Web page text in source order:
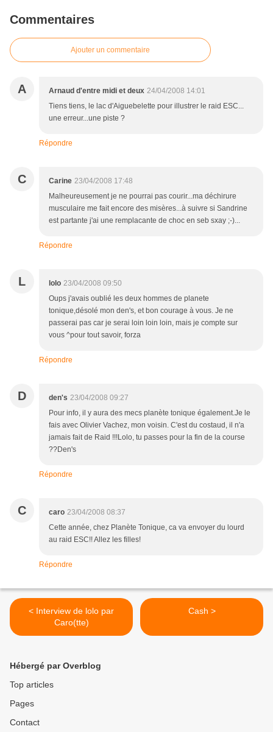
Commentaires
Ajouter un commentaire
A Arnaud d'entre midi et deux 24/04/2008 14:01
Tiens tiens, le lac d'Aiguebelette pour illustrer le raid ESC...
une erreur...une piste ?
Répondre
C Carine 23/04/2008 17:48
Malheureusement je ne pourrai pas courir...ma déchirure
musculaire me fait encore des misères...à suivre si Sandrine
est partante j'ai une remplacante de choc en seb sxay ;-)...
Répondre
L lolo 23/04/2008 09:50
Oups j'avais oublié les deux hommes de planete
tonique,désolé mon den's, et bon courage à vous. Je ne
passerai pas car je serai loin loin loin, mais je compte sur
vous ^pour tout savoir, forza
Répondre
D den's 23/04/2008 09:27
Pour info, il y aura des mecs planète tonique également.Je le
fais avec Olivier Vachez, mon voisin. C'est du costaud, il n'a
jamais fait de Raid !!!Lolo, tu passes pour la fin de la course
??Den's
Répondre
C caro 23/04/2008 08:37
Cette année, chez Planète Tonique, ca va envoyer du lourd
au raid ESC!! Allez les filles!
Répondre
< Interview de lolo par
Caro(tte)
Cash >
Hébergé par Overblog
Top articles
Pages
Contact